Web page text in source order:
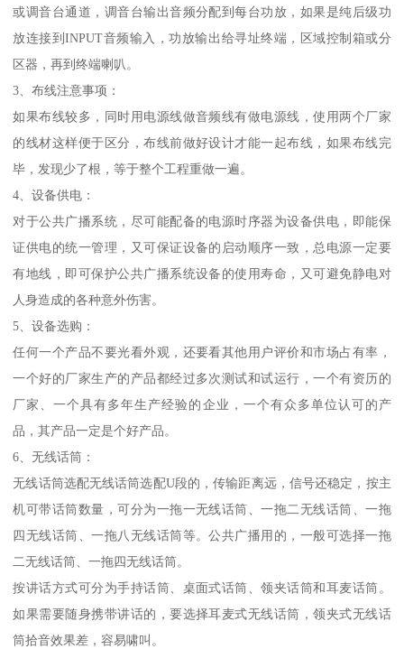
或调音台通道，调音台输出音频分配到每台功放，如果是纯后级功
放连接到INPUT音频输入，功放输出给寻址终端，区域控制箱或分
区器，再到终端喇叭。
3、布线注意事项：
如果布线较多，同时用电源线做音频线有做电源线，使用两个厂家
的线材这样便于区分，布线前做好设计才能一起布线，如果布线完
毕，发现少了根，等于整个工程重做一遍。
4、设备供电：
对于公共广播系统，尽可能配备的电源时序器为设备供电，即能保
证供电的统一管理，又可保证设备的启动顺序一致，总电源一定要
有地线，即可保护公共广播系统设备的使用寿命，又可避免静电对
人身造成的各种意外伤害。
5、设备选购：
任何一个产品不要光看外观，还要看其他用户评价和市场占有率，
一个好的厂家生产的产品都经过多次测试和试运行，一个有资历的
厂家、一个具有多年生产经验的企业，一个有众多单位认可的产
品，其产品一定是个好产品。
6、无线话筒：
无线话筒选配无线话筒选配U段的，传输距离远，信号还稳定，按主
机可带话筒数量，可分为一拖一无线话筒、一拖二无线话筒、一拖
四无线话筒、一拖八无线话筒等。公共广播用的，一般可选择一拖
二无线话筒、一拖四无线话筒。
按讲话方式可分为手持话筒、桌面式话筒、领夹话筒和耳麦话筒。
如果需要随身携带讲话的，要选择耳麦式无线话筒，领夹式无线话
筒拾音效果差，容易啸叫。